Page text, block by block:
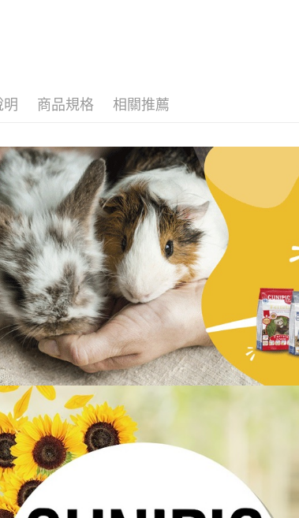
明 商品規格 相關推薦